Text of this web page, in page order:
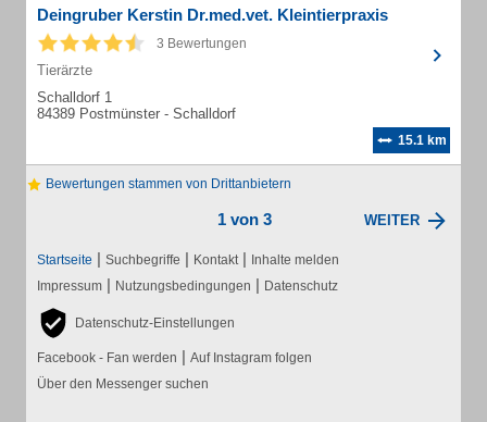
Deingruber Kerstin Dr.med.vet. Kleintierpraxis
3 Bewertungen
Tierärzte
Schalldorf 1
84389 Postmünster - Schalldorf
15.1 km
Bewertungen stammen von Drittanbietern
1 von 3 WEITER
Startseite | Suchbegriffe | Kontakt | Inhalte melden
Impressum | Nutzungsbedingungen | Datenschutz
Datenschutz-Einstellungen
Facebook - Fan werden | Auf Instagram folgen
Über den Messenger suchen